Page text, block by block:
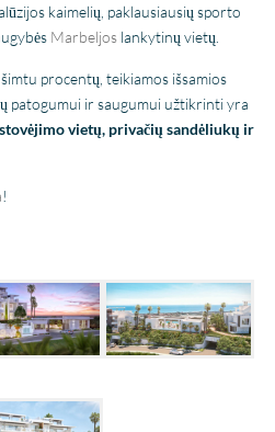
kaimelių, paklausiausių sporto
Marbeljos lankytinų vietų.
procentų, teikiamos išsamios
patogumui ir saugumui užtikrinti yra
vietų, privačių sandėliukų ir
!